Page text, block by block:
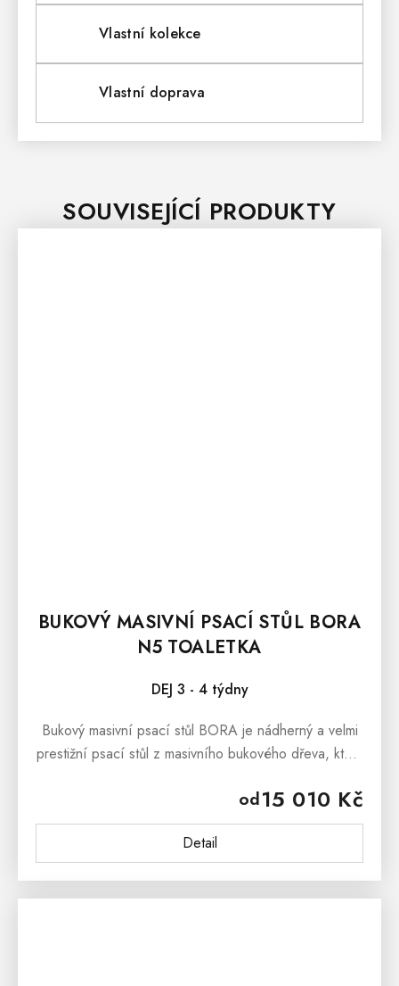
Vlastní kolekce
Vlastní doprava
SOUVISEJÍCÍ PRODUKTY
BUKOVÝ MASIVNÍ PSACÍ STŮL BORA
N5 TOALETKA
DEJ 3 - 4 týdny
od15 010 Kč
Detail
Bukový masivní psací stůl BORA je nádherný a velmi
prestižní psací stůl z masivního bukového dřeva, který
dokáže uchvátit...